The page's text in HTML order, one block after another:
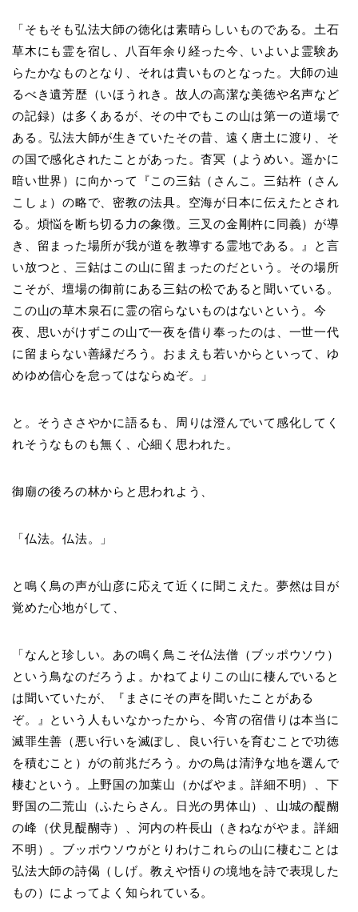
「そもそも弘法大師の徳化は素晴らしいものである。土石
草木にも霊を宿し、八百年余り経った今、いよいよ霊験あ
らたかなものとなり、それは貴いものとなった。大師の辿
るべき遺芳歴（いほうれき。故人の高潔な美徳や名声など
の記録）は多くあるが、その中でもこの山は第一の道場で
ある。弘法大師が生きていたその昔、遠く唐土に渡り、そ
の国で感化されたことがあった。杳冥（ようめい。遥かに
暗い世界）に向かって『この三鈷（さんこ。三鈷杵（さん
こしょ）の略で、密教の法具。空海が日本に伝えたとされ
る。煩悩を断ち切る力の象徴。三叉の金剛杵に同義）が導
き、留まった場所が我が道を教導する霊地である。』と言
い放つと、三鈷はこの山に留まったのだという。その場所
こそが、壇場の御前にある三鈷の松であると聞いている。
この山の草木泉石に霊の宿らないものはないという。今
夜、思いがけずこの山で一夜を借り奉ったのは、一世一代
に留まらない善縁だろう。おまえも若いからといって、ゆ
めゆめ信心を怠ってはならぬぞ。」
と。そうささやかに語るも、周りは澄んでいて感化してく
れそうなものも無く、心細く思われた。
御廟の後ろの林からと思われよう、
「仏法。仏法。」
と鳴く鳥の声が山彦に応えて近くに聞こえた。夢然は目が
覚めた心地がして、
「なんと珍しい。あの鳴く鳥こそ仏法僧（ブッポウソウ）
という鳥なのだろうよ。かねてよりこの山に棲んでいると
は聞いていたが、『まさにその声を聞いたことがある
ぞ。』という人もいなかったから、今宵の宿借りは本当に
滅罪生善（悪い行いを滅ぼし、良い行いを育むことで功徳
を積むこと）がの前兆だろう。かの鳥は清浄な地を選んで
棲むという。上野国の加葉山（かばやま。詳細不明）、下
野国の二荒山（ふたらさん。日光の男体山）、山城の醍醐
の峰（伏見醍醐寺）、河内の杵長山（きねながやま。詳細
不明）。ブッポウソウがとりわけこれらの山に棲むことは
弘法大師の詩偈（しげ。教えや悟りの境地を詩で表現した
もの）によってよく知られている。